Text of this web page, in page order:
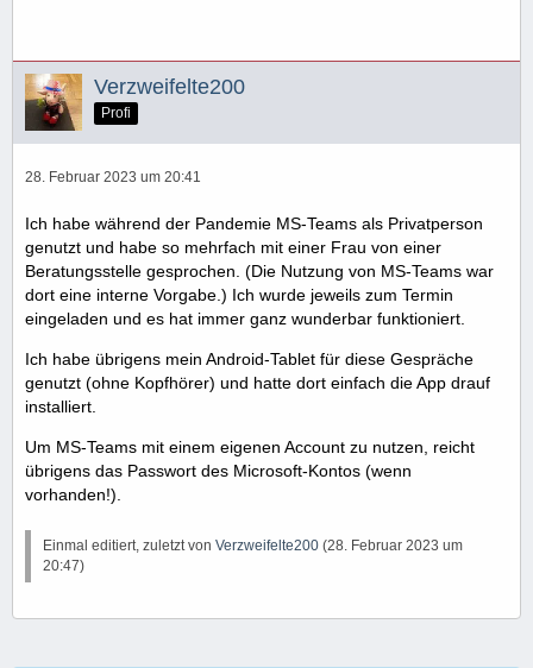
Verzweifelte200
Profi
28. Februar 2023 um 20:41
Ich habe während der Pandemie MS-Teams als Privatperson
genutzt und habe so mehrfach mit einer Frau von einer
Beratungsstelle gesprochen. (Die Nutzung von MS-Teams war
dort eine interne Vorgabe.) Ich wurde jeweils zum Termin
eingeladen und es hat immer ganz wunderbar funktioniert.
Ich habe übrigens mein Android-Tablet für diese Gespräche
genutzt (ohne Kopfhörer) und hatte dort einfach die App drauf
installiert.
Um MS-Teams mit einem eigenen Account zu nutzen, reicht
übrigens das Passwort des Microsoft-Kontos (wenn
vorhanden!).
Einmal editiert, zuletzt von Verzweifelte200 (28. Februar 2023 um
20:47)